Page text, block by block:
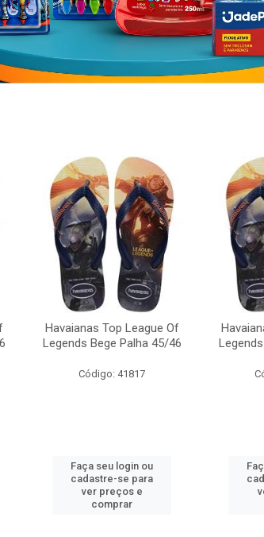
Havaianas Top League Of
Legends Bege Palha 45/46
Código: 41817
Faça seu login ou
cadastre-se para
ver preços e
comprar